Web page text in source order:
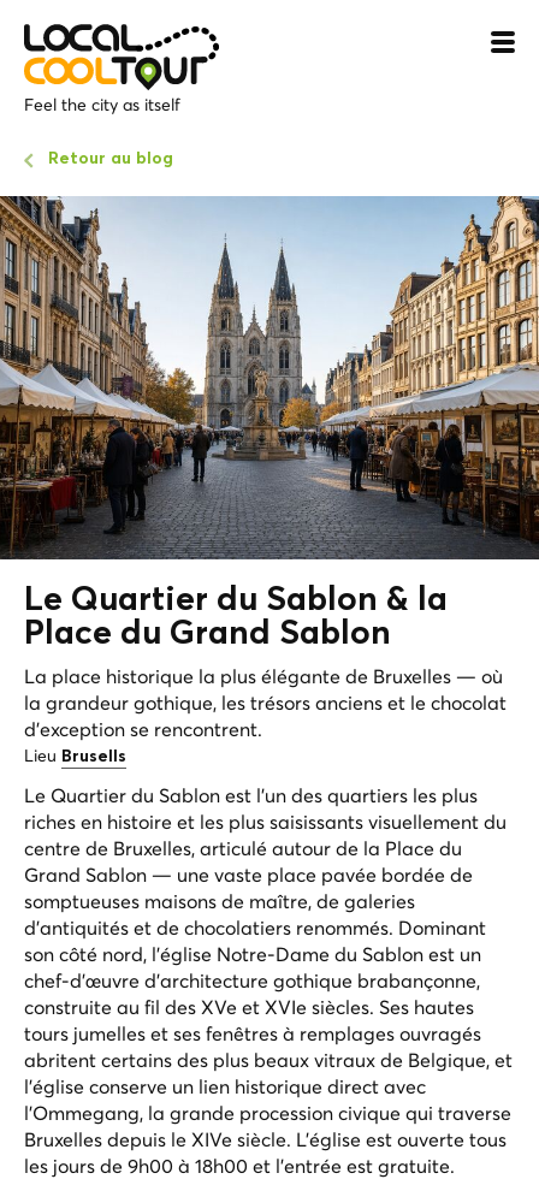
Feel the city as itself
Retour au blog
Le Quartier du Sablon & la
Place du Grand Sablon
La place historique la plus élégante de Bruxelles — où
la grandeur gothique, les trésors anciens et le chocolat
d'exception se rencontrent.
Lieu Brusells
Le Quartier du Sablon est l'un des quartiers les plus
riches en histoire et les plus saisissants visuellement du
centre de Bruxelles, articulé autour de la Place du
Grand Sablon — une vaste place pavée bordée de
somptueuses maisons de maître, de galeries
d'antiquités et de chocolatiers renommés. Dominant
son côté nord, l'église Notre-Dame du Sablon est un
chef-d'œuvre d'architecture gothique brabançonne,
construite au fil des XVe et XVIe siècles. Ses hautes
tours jumelles et ses fenêtres à remplages ouvragés
abritent certains des plus beaux vitraux de Belgique, et
l'église conserve un lien historique direct avec
l'Ommegang, la grande procession civique qui traverse
Bruxelles depuis le XIVe siècle. L'église est ouverte tous
les jours de 9h00 à 18h00 et l'entrée est gratuite.